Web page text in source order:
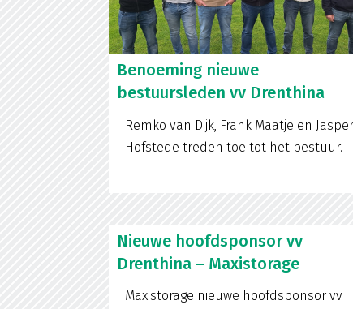
Benoeming nieuwe
bestuursleden vv Drenthina
Remko van Dijk, Frank Maatje en Jasper
Hofstede treden toe tot het bestuur.
Nieuwe hoofdsponsor vv
Drenthina – Maxistorage
Maxistorage nieuwe hoofdsponsor vv